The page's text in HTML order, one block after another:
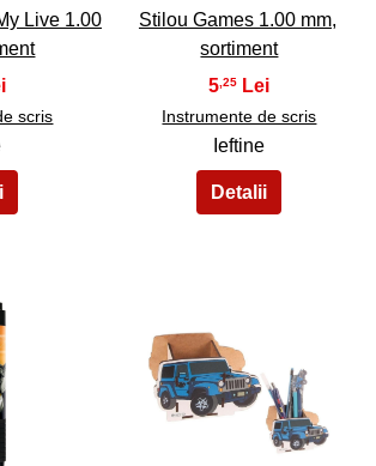
Live 1.00
scris
Stilou Games 1.00 mm,
sortiment
5,25
Instrumente de scris
Ieftine
34